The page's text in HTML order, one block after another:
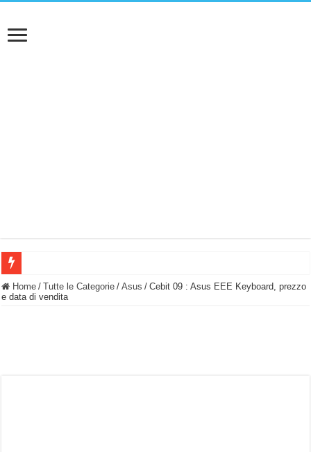
BASTA FATICARE! Questo robot tagliaerba lo appoggi e fa tutto lui! (Senza
Home / Tutte le Categorie / Asus / Cebit 09 : Asus EEE Keyboard, prezzo
e data di vendita